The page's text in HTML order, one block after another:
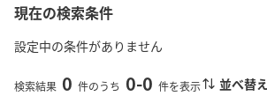
現在の検索条件
設定中の条件がありません
検索結果 0 件のうち 0-0 件を表示 並べ替え